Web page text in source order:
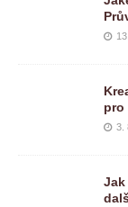
pro
3.